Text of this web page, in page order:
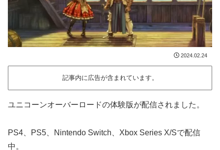
2024.02.24
記事内に広告が含まれています。
ユニコーンオーバーロードの体験版が配信されました。
PS4、PS5、Nintendo Switch、Xbox Series X/Sで配信
中。